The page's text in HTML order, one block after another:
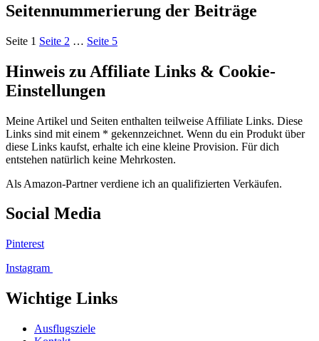
Seitennummerierung der Beiträge
Seite 1 Seite 2 … Seite 5
Hinweis zu Affiliate Links & Cookie-
Einstellungen
Meine Artikel und Seiten enthalten teilweise Affiliate Links. Diese
Links sind mit einem * gekennzeichnet. Wenn du ein Produkt über
diese Links kaufst, erhalte ich eine kleine Provision. Für dich
entstehen natürlich keine Mehrkosten.
Als Amazon-Partner verdiene ich an qualifizierten Verkäufen.
Social Media
Pinterest
Instagram
Wichtige Links
Ausflugsziele